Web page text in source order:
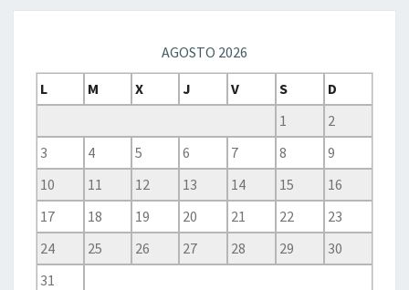
AGOSTO 2026
L
M X J V S
D
1
2
3
4 5 6 7 8
9
10
11 12 13 14 15
16
17
18 19 20 21 22
23
24
25 26 27 28 29
30
31